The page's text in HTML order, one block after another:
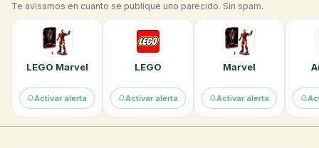
Te avisamos en cuanto se publique uno parecido. Sin spam.
LEGO Marvel
Activar alerta
LEGO
Activar alerta
Marvel
Activar alerta